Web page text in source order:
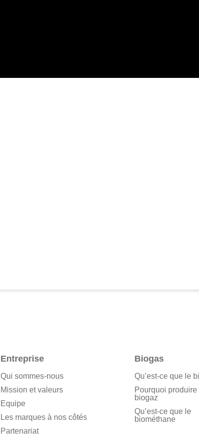
Entreprise
Qui sommes-nous
Mission et valeurs
Equipe
Les marques à nos côtés
Partenariat
Biogas
Qu’est-ce que le
Pourquoi produire
biogaz
Qu’est-ce que le
biométhane